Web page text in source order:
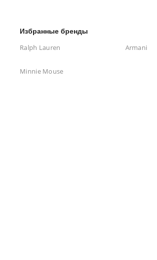
Избранные бренды
Ralph Lauren Armani
Minnie Mouse